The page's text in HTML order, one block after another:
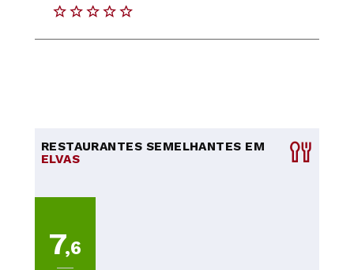
RESTAURANTES SEMELHANTES EM
ELVAS
7,6